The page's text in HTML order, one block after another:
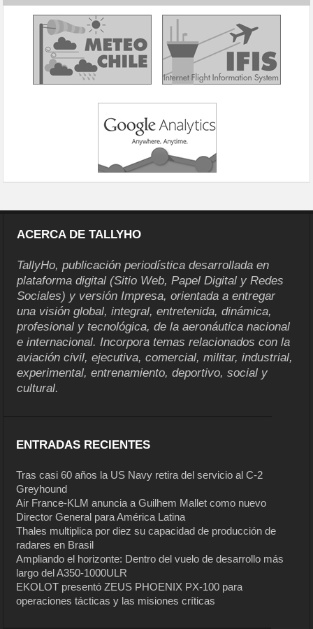
ACERCA DE TALLYHO
TallyHo, publicación periodística desarrollada en
plataforma digital (Sitio Web, Papel Digital y Redes
Sociales) y versión Impresa, orientada a entregar
una visión global, integral, entretenida, dinámica,
profesional y tecnológica, de la aeronáutica nacional
e internacional. Incorpora temas relacionados con la
aviación civil, ejecutiva, comercial, militar, industrial,
experimental, entrenamiento, deportivo, social y
cultural.
ENTRADAS RECIENTES
Tras casi 60 años la US Navy retira del servicio al C-2
Greyhound
Air France-KLM anuncia a Guilhem Mallet como nuevo
Director General para América Latina
Thales multiplica por diez su capacidad de producción de
radares en Brasil
Ampliando el horizonte: Dentro del vuelo de desarrollo más
largo del A350-1000ULR
EKOLOT presentó ZEUS PHOENIX PX-100 para
operaciones tácticas y las misiones críticas